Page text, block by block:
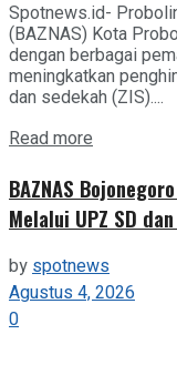
Spotnews.id-
(BAZNAS) Kota
dengan berbagai
meningkatkan
dan sedekah (ZIS)....
Read more
BAZNAS
Melalui UPZ SD
byspotnews
Agustus 4, 2026
0